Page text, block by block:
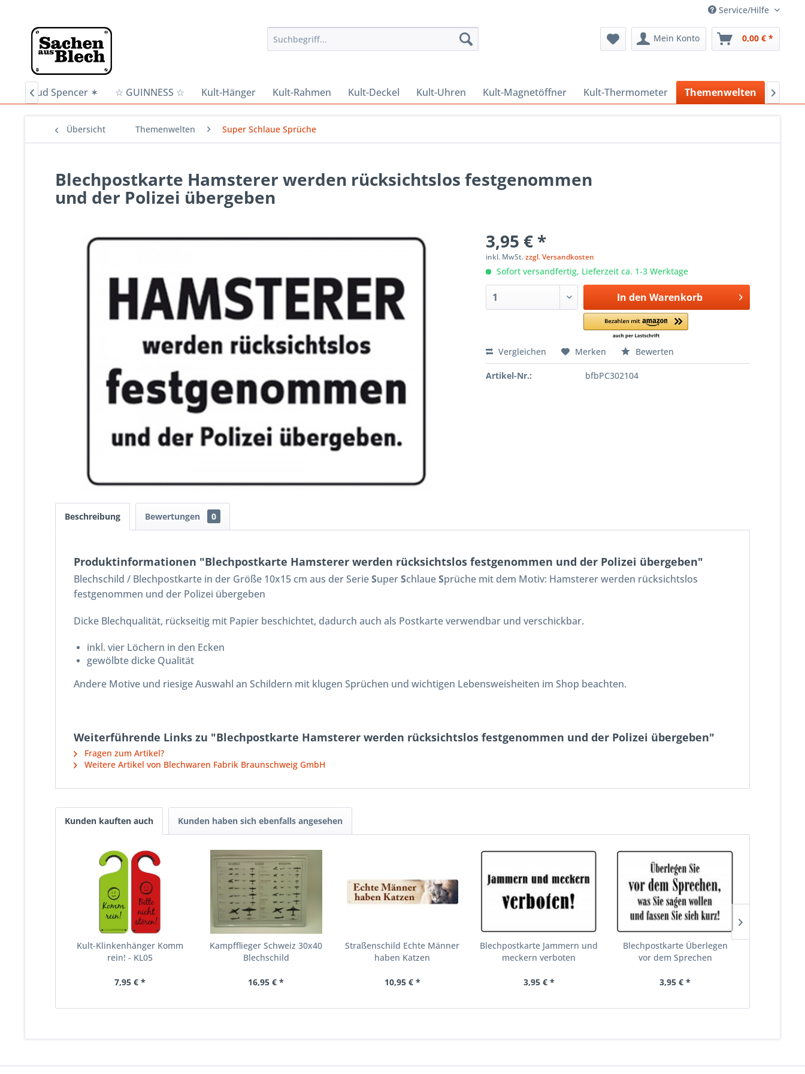
Service/Hilfe
Mein Konto 0,00 € *
✶ Bud Spencer ✶ ☆ GUINNESS ☆ Kult-Hänger Kult-Rahmen Kult-Deckel Kult-Uhren Kult-Magnetöffner Kult-Thermometer Themenwelten
 
Übersicht Themenwelten Super Schlaue Sprüche
Blechpostkarte Hamsterer werden rücksichtslos festgenommen
und der Polizei übergeben
3,95 € *
inkl. MwSt.zzgl. Versandkosten
Sofort versandfertig, Lieferzeit ca. 1-3 Werktage
In den Warenkorb
Vergleichen Merken Bewerten
Artikel-Nr.: bfbPC302104
Beschreibung Bewertungen 0
Produktinformationen "Blechpostkarte Hamsterer werden rücksichtslos festgenommen und der Polizei übergeben"
Blechschild / Blechpostkarte in der Größe 10x15 cm aus der SerieSuperSchlaueSprüche mit dem Motiv: Hamsterer werden rücksichtslos
festgenommen und der Polizei übergeben
Dicke Blechqualität, rückseitig mit Papier beschichtet, dadurch auch als Postkarte verwendbar und verschickbar.
inkl. vier Löchern in den Ecken
gewölbte dicke Qualität
Andere Motive und riesige Auswahl an Schildern mit klugen Sprüchen und wichtigen Lebensweisheiten im Shop beachten.
Weiterführende Links zu "Blechpostkarte Hamsterer werden rücksichtslos festgenommen und der Polizei übergeben"
Fragen zum Artikel?
Weitere Artikel von Blechwaren Fabrik Braunschweig GmbH
Kunden kauften auch Kunden haben sich ebenfalls angesehen
Kult-Klinkenhänger Komm
rein! - KL05
7,95 € *
Kampfflieger Schweiz 30x40
Blechschild
16,95 € *
Straßenschild Echte Männer
haben Katzen
10,95 € *
Blechpostkarte Jammern und
meckern verboten
3,95 € *
Blechpostkarte Überlegen
vor dem Sprechen
3,95 € *